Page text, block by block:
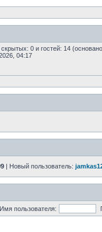
скрытых: 0 и гостей: 14
04:17
| Новый пользователь:
Имя пользователя: